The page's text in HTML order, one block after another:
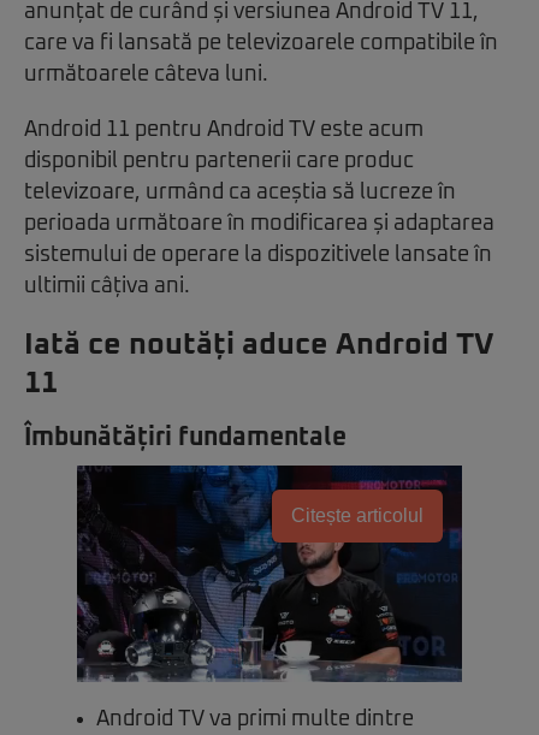
anunțat de curând și versiunea Android TV 11,
care va fi lansată pe televizoarele compatibile în
următoarele câteva luni.
Android 11 pentru Android TV este acum
disponibil pentru partenerii care produc
televizoare, urmând ca aceștia să lucreze în
perioada următoare în modificarea și adaptarea
sistemului de operare la dispozitivele lansate în
ultimii câțiva ani.
Iată ce noutăți aduce Android TV
11
Îmbunătățiri fundamentale
Citește articolul
Android TV va primi multe dintre